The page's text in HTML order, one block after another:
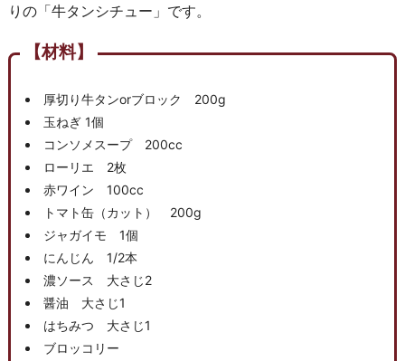
りの「牛タンシチュー」です。
【材料】
厚切り牛タンorブロック 200g
玉ねぎ 1個
コンソメスープ 200cc
ローリエ 2枚
赤ワイン 100cc
トマト缶（カット） 200g
ジャガイモ 1個
にんじん 1/2本
濃ソース 大さじ2
醤油 大さじ1
はちみつ 大さじ1
ブロッコリー